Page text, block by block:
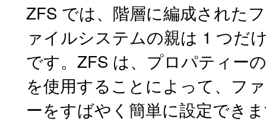
ZFS では、階層に編成された
ァイルシステムの親は 1 つだ
です。ZFS は、プロパティー
を使用することによって、フ
ーをすばやく簡単に設定でき